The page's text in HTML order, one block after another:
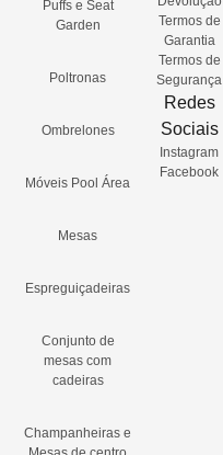
Puffs e Seat
Garden
Poltronas
Ombrelones
Móveis Pool Área
Mesas
Espreguiçadeiras
Conjunto de
mesas com
cadeiras
Champanheiras e
Termos de
Garantia
Termos de
Segurança
Redes
Sociais
Instagram
Facebook